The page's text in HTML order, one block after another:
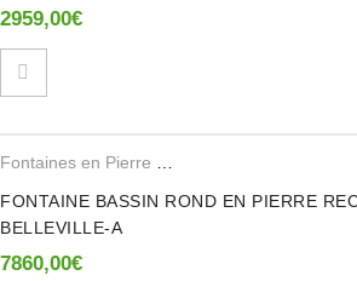
2959,00€
FONTAINE BASSIN ROND EN PIERRE
BELLEVILLE-A
7860,00€